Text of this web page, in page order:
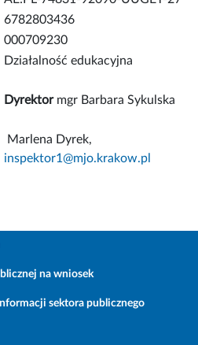
6782803436
000709230
Działalność edukacyjna
Dyrektormgr Barbara Sykulska
Marlena Dyrek,
inspektor1@mjo.krakow.pl
na wniosek
sektora publicznego